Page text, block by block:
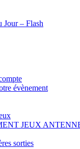
Jour – Flash
évènement
JEUX
sorties